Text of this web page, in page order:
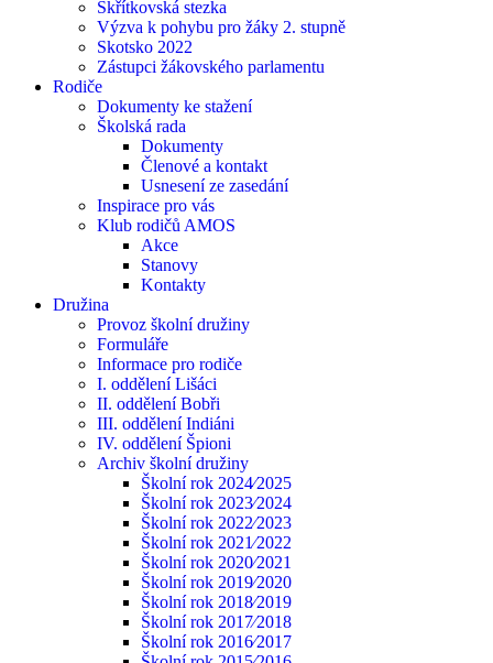
Skřítkovská stezka
Výzva k pohybu pro žáky 2. stupně
Skotsko 2022
Zástupci žákovského parlamentu
Rodiče
Dokumenty ke stažení
Školská rada
Dokumenty
Členové a kontakt
Usnesení ze zasedání
Inspirace pro vás
Klub rodičů AMOS
Akce
Stanovy
Kontakty
Družina
Provoz školní družiny
Formuláře
Informace pro rodiče
I. oddělení Lišáci
II. oddělení Bobři
III. oddělení Indiáni
IV. oddělení Špioni
Archiv školní družiny
Školní rok 2024⁄2025
Školní rok 2023⁄2024
Školní rok 2022⁄2023
Školní rok 2021⁄2022
Školní rok 2020⁄2021
Školní rok 2019⁄2020
Školní rok 2018⁄2019
Školní rok 2017⁄2018
Školní rok 2016⁄2017